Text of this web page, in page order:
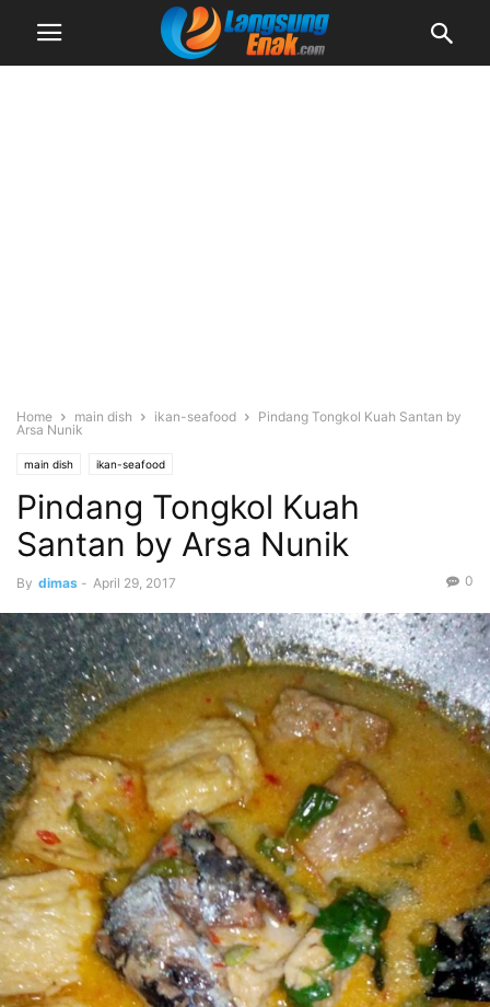
Home main dish ikan-seafood
Pindang Tongkol Kuah Santan by
Arsa Nunik
main dish ikan-seafood
Pindang Tongkol Kuah
Santan by Arsa Nunik
By dimas - April 29, 2017 0